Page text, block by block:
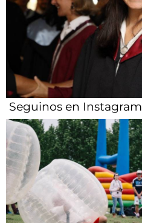
Seguinos en Instagram